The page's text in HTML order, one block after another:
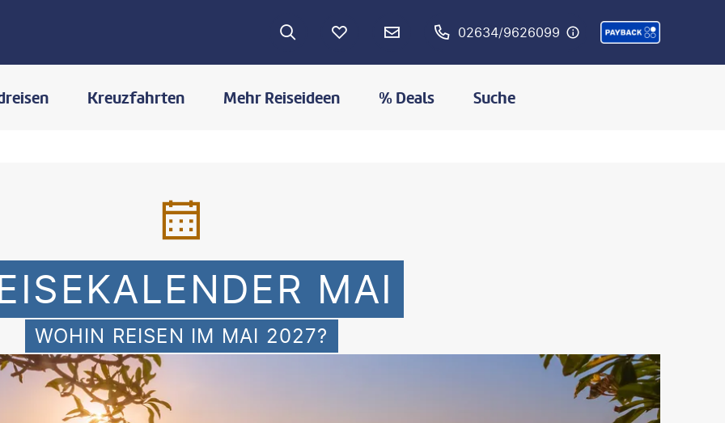
02634/9626099
Kreuzfahrten Mehr Reiseideen % Deals Suche
MAI
WOHIN REISEN IM MAI 2027?